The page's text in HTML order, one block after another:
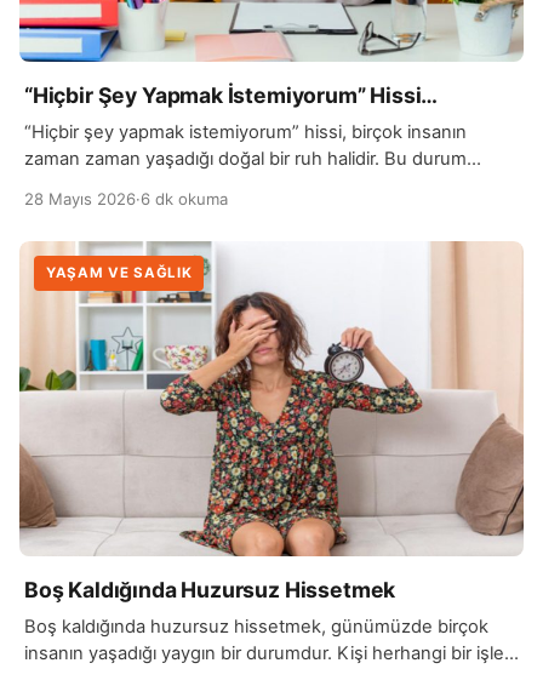
“Hiçbir Şey Yapmak İstemiyorum” Hissi…
“Hiçbir şey yapmak istemiyorum” hissi, birçok insanın
zaman zaman yaşadığı doğal bir ruh halidir. Bu durum
28 Mayıs 2026·6 dk okuma
YAŞAM VE SAĞLIK
Boş Kaldığında Huzursuz Hissetmek
Boş kaldığında huzursuz hissetmek, günümüzde birçok
insanın yaşadığı yaygın bir durumdur. Kişi herhangi bir işle